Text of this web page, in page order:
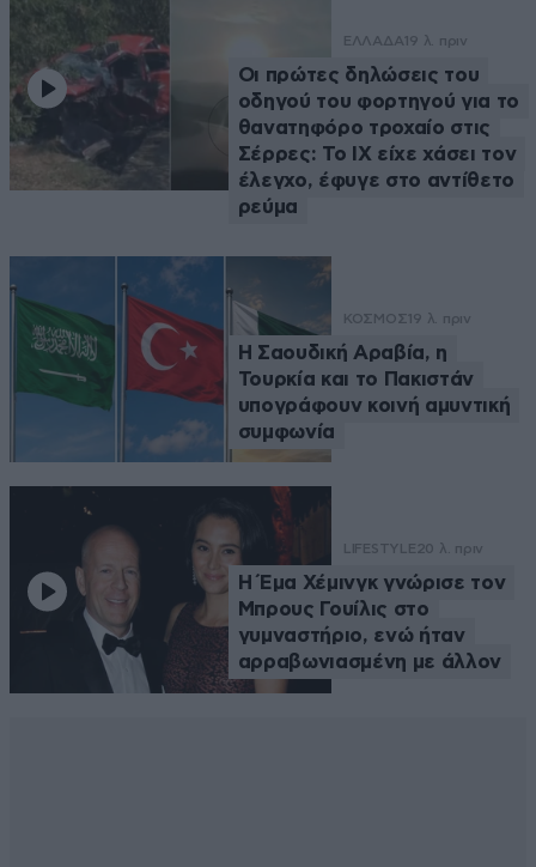
ΕΛΛΑΔΑ 19 λ. πριν
Οι πρώτες δηλώσεις του
οδηγού του φορτηγού για το
θανατηφόρο τροχαίο στις
Σέρρες: Το ΙΧ είχε χάσει τον
έλεγχο, έφυγε στο αντίθετο
ρεύμα
ΚΟΣΜΟΣ 19 λ. πριν
Η Σαουδική Αραβία, η
Τουρκία και το Πακιστάν
υπογράφουν κοινή αμυντική
συμφωνία
LIFESTYLE20 λ. πριν
Η Έμα Χέμινγκ γνώρισε τον
Μπρους Γουίλις στο
γυμναστήριο, ενώ ήταν
αρραβωνιασμένη με άλλον